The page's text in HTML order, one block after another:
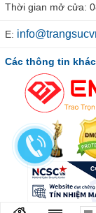
Thời gian mở cửa:
E:
Các thông tin khác